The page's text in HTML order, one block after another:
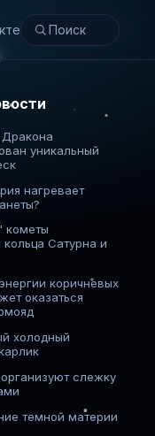
уникальный
нагревает
кометы
Сатурна и
коричневых
оказаться
холодный
слежку
темной материи